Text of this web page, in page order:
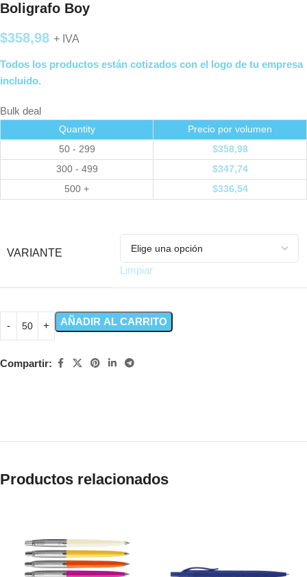
Boligrafo Boy
$358,98 + IVA
Todos los productos están cotizados con el logo de tu empresa
incluido.
Bulk deal
Quantity
Precio por volumen
50 - 299
$358,98
300 - 499
$347,74
500 +
$336,54
VARIANTE
Limpiar
AÑADIR AL CARRITO
Compartir:
Productos relacionados